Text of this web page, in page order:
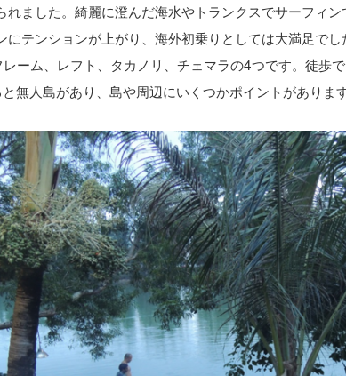
れました。綺麗に澄んだ海水やトランクスでサーフィ
テンションが上がり、海外初乗りとしては大満足でし
ーム、レフト、タカノリ、チェマラの4つです。徒歩
無人島があり、島や周辺にいくつかポイントがあります